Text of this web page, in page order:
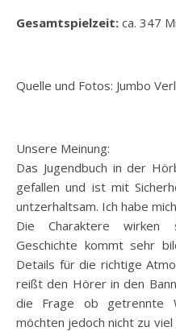
Gesamtspielzeit: ca. 347
Quelle und Fotos: Jumbo
Unsere Meinung:
Das Jugendbuch in der
gefallen und ist mit
untzerhaltsam. Ich habe
Die Charaktere wirken
Geschichte kommt sehr
Details für die richtige
reißt den Hörer in den
die Frage ob getrennte
möchten jedoch nicht zu